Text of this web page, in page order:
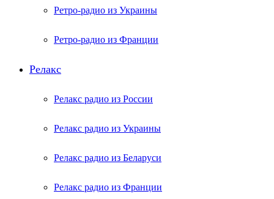
Ретро-радио из Украины
Ретро-радио из Франции
Релакс
Релакс радио из России
Релакс радио из Украины
Релакс радио из Беларуси
Релакс радио из Франции